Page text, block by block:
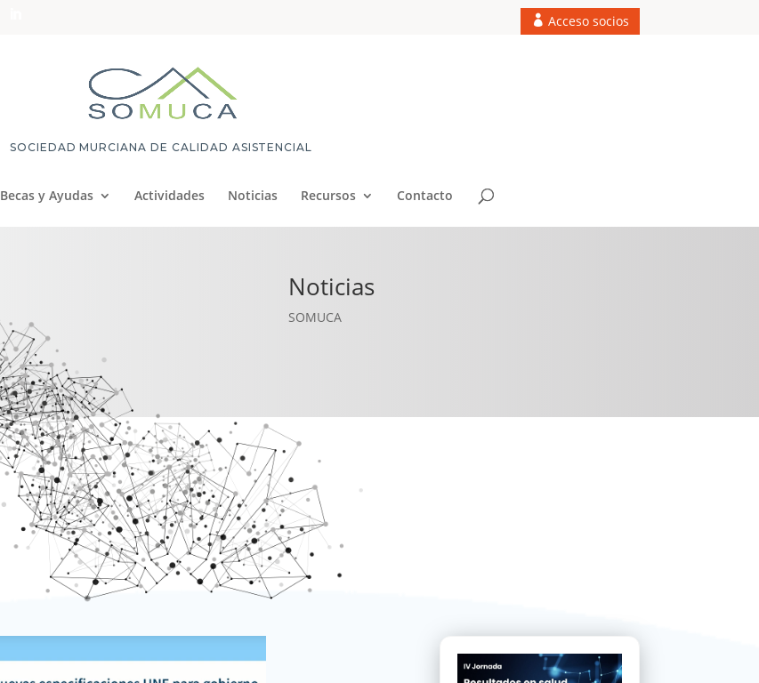
Acceso socios
SOCIEDAD MURCIANA DE CALIDAD ASISTENCIAL
Becas y Ayudas Actividades Noticias Recursos Contacto
Noticias
SOMUCA